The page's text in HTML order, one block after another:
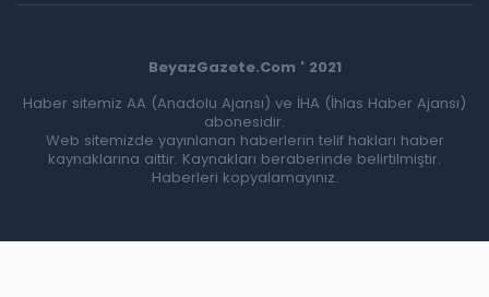
BeyazGazete.Com ' 2021
Haber sitemiz AA (Anadolu Ajansı) ve İHA (İhlas Haber Ajansı)
abonesidir.
Web sitemizde yayınlanan haberlerin telif hakları haber
kaynaklarına aittir. Kaynakları beraberinde belirtilmiştir.
Haberleri kopyalamayınız.